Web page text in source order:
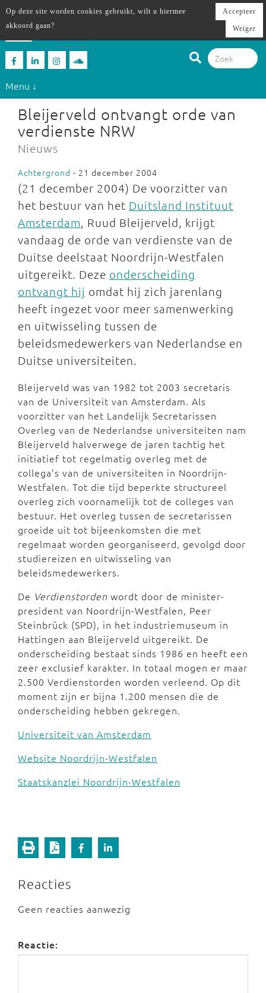
Menu ↓
Bleijerveld ontvangt orde van
verdienste NRW
Nieuws
Achtergrond - 21 december 2004
(21 december 2004) De voorzitter van
het bestuur van het Duitsland Instituut
Amsterdam, Ruud Bleijerveld, krijgt
vandaag de orde van verdienste van de
Duitse deelstaat Noordrijn-Westfalen
uitgereikt. Deze onderscheiding
ontvangt hij omdat hij zich jarenlang
heeft ingezet voor meer samenwerking
en uitwisseling tussen de
beleidsmedewerkers van Nederlandse en
Duitse universiteiten.
Bleijerveld was van 1982 tot 2003 secretaris
van de Universiteit van Amsterdam. Als
voorzitter van het Landelijk Secretarissen
Overleg van de Nederlandse universiteiten nam
Bleijerveld halverwege de jaren tachtig het
initiatief tot regelmatig overleg met de
collega’s van de universiteiten in Noordrijn-
Westfalen. Tot die tijd beperkte structureel
overleg zich voornamelijk tot de colleges van
bestuur. Het overleg tussen de secretarissen
groeide uit tot bijeenkomsten die met
regelmaat worden georganiseerd, gevolgd door
studiereizen en uitwisseling van
beleidsmedewerkers.
De Verdienstorden wordt door de minister-
president van Noordrijn-Westfalen, Peer
Steinbrück (SPD), in het industriemuseum in
Hattingen aan Bleijerveld uitgereikt. De
onderscheiding bestaat sinds 1986 en heeft een
zeer exclusief karakter. In totaal mogen er maar
2.500 Verdienstorden worden verleend. Op dit
moment zijn er bijna 1.200 mensen die de
onderscheiding hebben gekregen.
Universiteit van Amsterdam
Website Noordrijn-Westfalen
Staatskanzlei Noordrijn-Westfalen
Reacties
Geen reacties aanwezig
Reactie:
Op deze site worden cookies gebruikt, wilt u hiermee
akkoord gaan?
Accepteer
Weiger